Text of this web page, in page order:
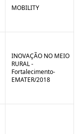
MOBILITY
INOVAÇÃO NO MEIO
RURAL -
Fortalecimento-
EMATER/2018